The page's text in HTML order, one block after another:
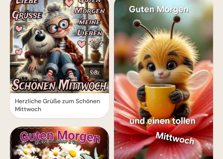
Herzliche Grüße zum Schönen
Mittwoch